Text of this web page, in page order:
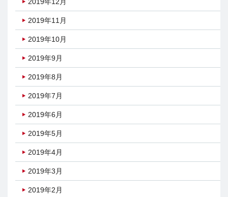
2019年11月
2019年10月
2019年9月
2019年8月
2019年7月
2019年6月
2019年5月
2019年4月
2019年3月
2019年2月